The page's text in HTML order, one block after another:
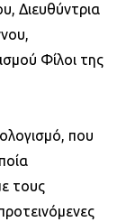
Διευθύντρια
Φίλοι της
που
τους